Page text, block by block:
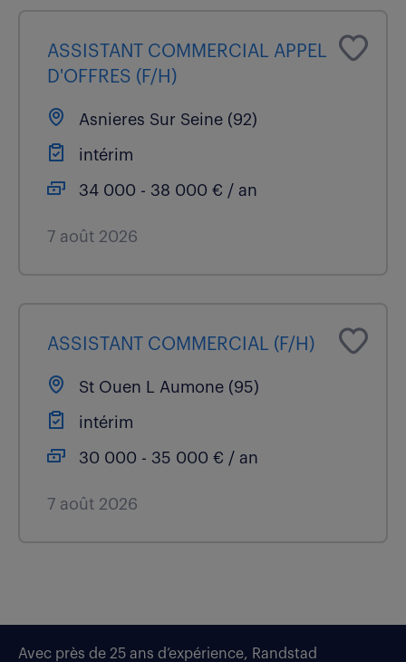
ASSISTANT COMMERCIAL APPEL
D'OFFRES (F/H)
Asnieres Sur Seine (92)
intérim
34 000 - 38 000 € / an
7 août 2026
ASSISTANT COMMERCIAL (F/H)
St Ouen L Aumone (95)
intérim
30 000 - 35 000 € / an
7 août 2026
Avec près de 25 ans d’expérience, Randstad